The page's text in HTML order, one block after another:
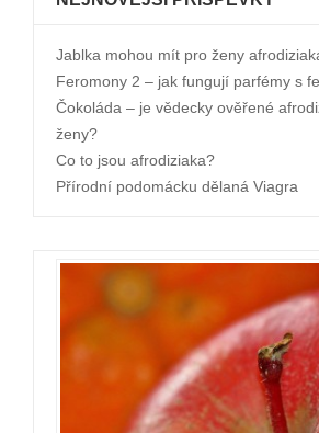
Jablka mohou mít pro ženy
Feromony 2 – jak fungují parfémy s
Čokoláda – je vědecky ověřené
ženy?
Co to jsou afrodiziaka?
Přírodní podomácku dělaná Viagra